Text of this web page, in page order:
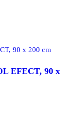
EFECT, 90 x